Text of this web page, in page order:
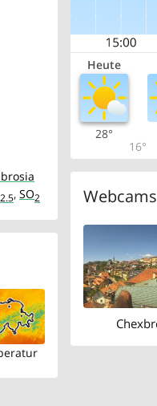
2.5, SO2
Heute
28°
16°
Webcams